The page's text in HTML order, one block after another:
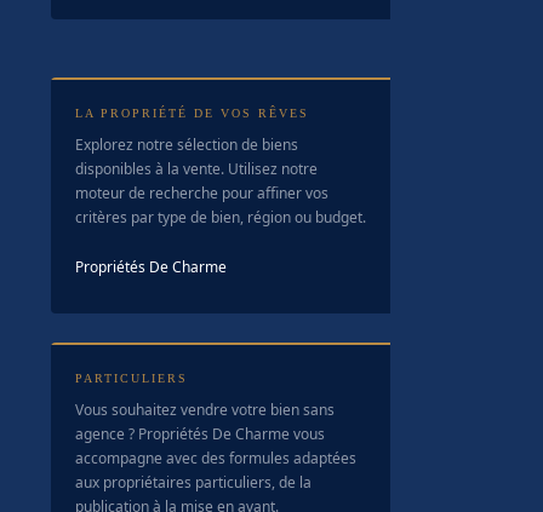
LA PROPRIÉTÉ DE VOS RÊVES
Explorez notre sélection de biens
disponibles à la vente. Utilisez notre
moteur de recherche pour affiner vos
critères par type de bien, région ou budget.
Propriétés De Charme
PARTICULIERS
Vous souhaitez vendre votre bien sans
agence ? Propriétés De Charme vous
accompagne avec des formules adaptées
aux propriétaires particuliers, de la
publication à la mise en avant.